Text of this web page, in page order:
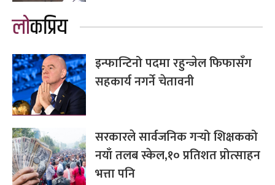
लोकप्रिय
इन्फान्टिनो पदमा रहुन्जेल फिफासँग
सहकार्य नगर्ने चेतावनी
सरकारले सार्वजनिक गर्‍यो शिक्षकको
नयाँ तलब स्केल,१० प्रतिशत प्रोत्साहन
भत्ता पनि